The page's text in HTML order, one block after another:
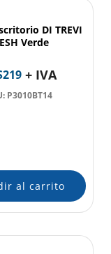
DI TREVI
Verde
219 + IVA
P3010BT14
al carrito